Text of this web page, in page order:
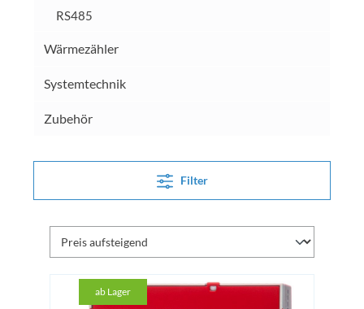
RS485
Wärmezähler
Systemtechnik
Zubehör
Filter
ab Lager